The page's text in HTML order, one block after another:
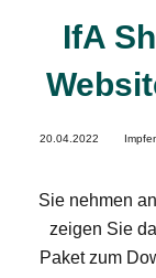
IfA
20.04.2022
Sie nehmen
zeigen Sie
Paket zum